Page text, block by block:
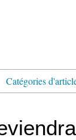
Catégories